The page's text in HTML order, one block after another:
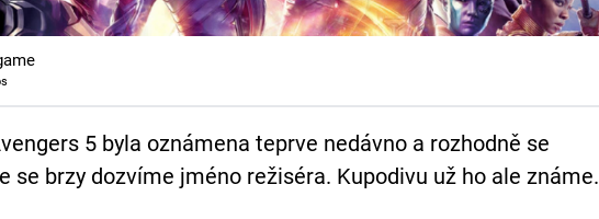
5 byla oznámena teprve nedávno a rozhodně se
se brzy dozvíme jméno režiséra. Kupodivu už ho ale známe.